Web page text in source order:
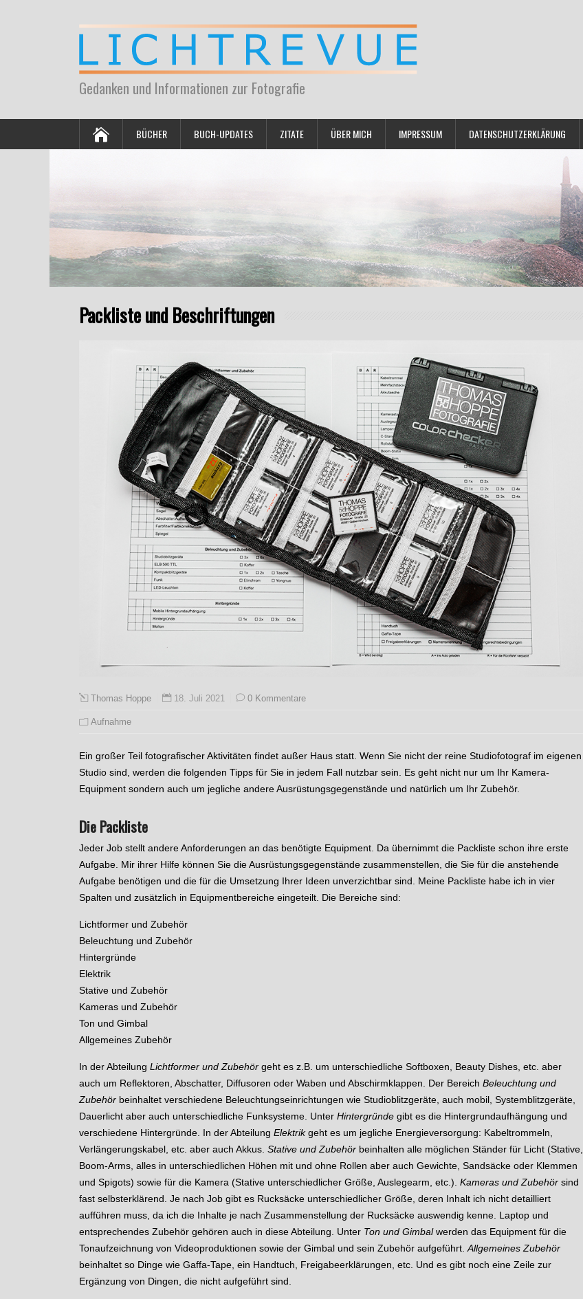
Gedanken und Informationen zur Fotografie
BÜCHER BUCH-UPDATES ZITATE ÜBER MICH IMPRESSUM DATENSCHUTZERKLÄRUNG
Packliste und Beschriftungen
Thomas Hoppe 18. Juli 2021 0 Kommentare
Aufnahme
Ein großer Teil fotografischer Aktivitäten findet außer Haus statt. Wenn Sie nicht der reine Studiofotograf im eigenen
Studio sind, werden die folgenden Tipps für Sie in jedem Fall nutzbar sein. Es geht nicht nur um Ihr Kamera-
Equipment sondern auch um jegliche andere Ausrüstungsgegenstände und natürlich um Ihr Zubehör.
Die Packliste
Jeder Job stellt andere Anforderungen an das benötigte Equipment. Da übernimmt die Packliste schon ihre erste
Aufgabe. Mir ihrer Hilfe können Sie die Ausrüstungsgegenstände zusammenstellen, die Sie für die anstehende
Aufgabe benötigen und die für die Umsetzung Ihrer Ideen unverzichtbar sind. Meine Packliste habe ich in vier
Spalten und zusätzlich in Equipmentbereiche eingeteilt. Die Bereiche sind:
Lichtformer und Zubehör
Beleuchtung und Zubehör
Hintergründe
Elektrik
Stative und Zubehör
Kameras und Zubehör
Ton und Gimbal
Allgemeines Zubehör
In der Abteilung Lichtformer und Zubehör geht es z.B. um unterschiedliche Softboxen, Beauty Dishes, etc. aber
auch um Reflektoren, Abschatter, Diffusoren oder Waben und Abschirmklappen. Der Bereich Beleuchtung und
Zubehör beinhaltet verschiedene Beleuchtungseinrichtungen wie Studioblitzgeräte, auch mobil, Systemblitzgeräte,
Dauerlicht aber auch unterschiedliche Funksysteme. Unter Hintergründe gibt es die Hintergrundaufhängung und
verschiedene Hintergründe. In der Abteilung Elektrikgeht es um jegliche Energieversorgung: Kabeltrommeln,
Verlängerungskabel, etc. aber auch Akkus. Stative und Zubehör beinhalten alle möglichen Ständer für Licht (Stative,
Boom-Arms, alles in unterschiedlichen Höhen mit und ohne Rollen aber auch Gewichte, Sandsäcke oder Klemmen
und Spigots) sowie für die Kamera (Stative unterschiedlicher Größe, Auslegearm, etc.). Kameras und Zubehör sind
fast selbsterklärend. Je nach Job gibt es Rucksäcke unterschiedlicher Größe, deren Inhalt ich nicht detailliert
aufführen muss, da ich die Inhalte je nach Zusammenstellung der Rucksäcke auswendig kenne. Laptop und
entsprechendes Zubehör gehören auch in diese Abteilung. Unter Ton und Gimbalwerden das Equipment für die
Tonaufzeichnung von Videoproduktionen sowie der Gimbal und sein Zubehör aufgeführt.Allgemeines Zubehör
beinhaltet so Dinge wie Gaffa-Tape, ein Handtuch, Freigabeerklärungen, etc. Und es gibt noch eine Zeile zur
Ergänzung von Dingen, die nicht aufgeführt sind.